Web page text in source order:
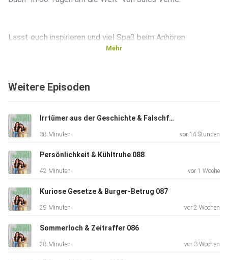
Lasst euch inspirieren und viel Spaß beim Anhören
Mehr
Weitere Episoden
Irrtümer aus der Geschichte & Falschfahrer 089
38 Minuten vor 14 Stunden
Persönlichkeit & Kühltruhe 088
42 Minuten vor 1 Woche
Kuriose Gesetze & Burger-Betrug 087
29 Minuten vor 2 Wochen
Sommerloch & Zeitraffer 086
28 Minuten vor 3 Wochen